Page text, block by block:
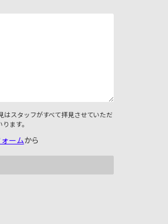
はスタッフがすべて拝見させていただ
ます。
ームから